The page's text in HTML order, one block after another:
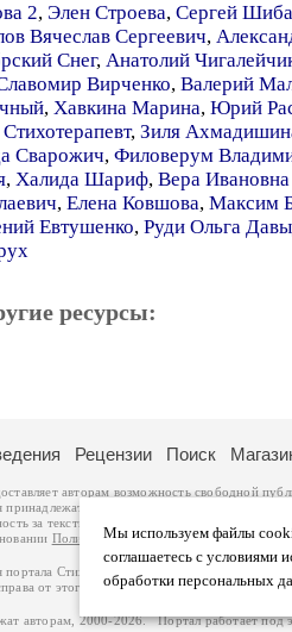
2, Элен Строева, Сергей
Вячеслав Сергеевич,
Снег, Анатолий
Вирченко, Валерий
, Хавкина Марина, Юрий
Стихотерапевт, Зиля
Сварожич, Филоверум
, Халида Шариф, Вера
, Елена Ковшова, Максим
Евтушенко, Руди Ольга
ресурсы:
Мы используем файлы
соглашаетесь с условиями
обработки персональных
Рецензии Поиск
авторам возможность свободной
принадлежат авторам и охраняются
.
за тексты произведений авторы несут
Политики обработки персональных
портала Стихи.ру – порядка 200 тысяч
от этого текста. В каждой графе указано
авторам, 2000-2026. Портал работает под